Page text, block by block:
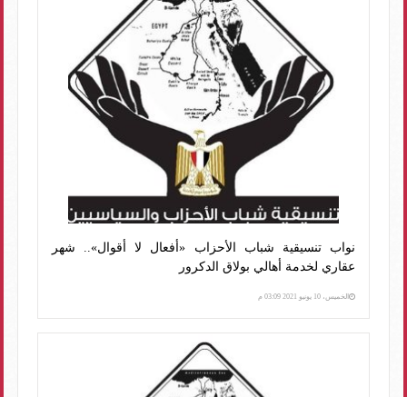
نواب تنسيقية شباب الأحزاب «أفعال لا أقوال».. شهر
عقاري لخدمة أهالي بولاق الدكرور
الخميس، 10 يونيو 2021 03:09 م